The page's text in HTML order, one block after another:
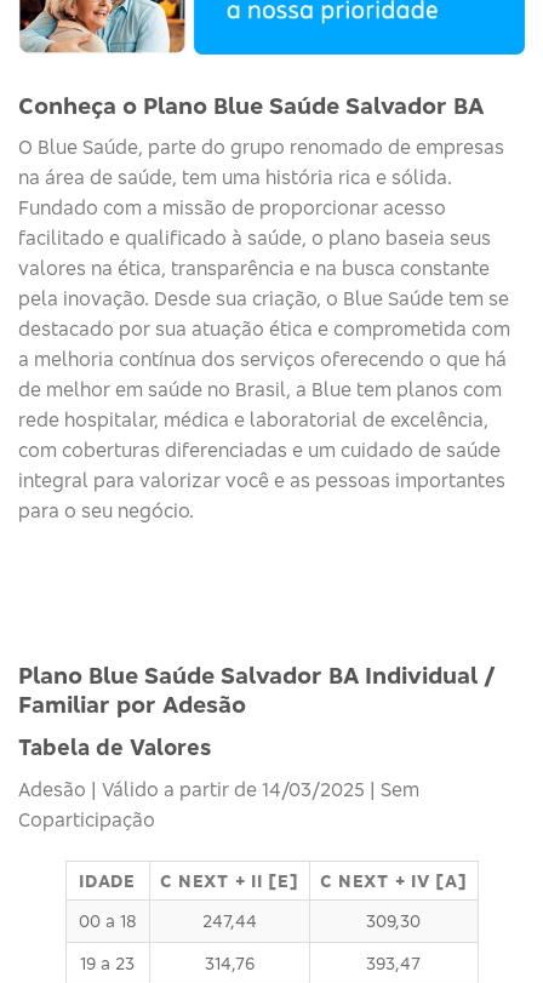
Conheça o Plano Blue Saúde Salvador BA
O Blue Saúde, parte do grupo renomado de empresas
na área de saúde, tem uma história rica e sólida.
Fundado com a missão de proporcionar acesso
facilitado e qualificado à saúde, o plano baseia seus
valores na ética, transparência e na busca constante
pela inovação. Desde sua criação, o Blue Saúde tem se
destacado por sua atuação ética e comprometida com
a melhoria contínua dos serviços oferecendo o que há
de melhor em saúde no Brasil, a Blue tem planos com
rede hospitalar, médica e laboratorial de excelência,
com coberturas diferenciadas e um cuidado de saúde
integral para valorizar você e as pessoas importantes
para o seu negócio.
Plano Blue Saúde Salvador BA Individual /
Familiar por Adesão
Tabela de Valores
Adesão | Válido a partir de 14/03/2025 | Sem
Coparticipação
IDADE C NEXT + II [E]
C NEXT + IV [A]
00 a 18
247,44 309,30
19 a 23 314,76 393,47